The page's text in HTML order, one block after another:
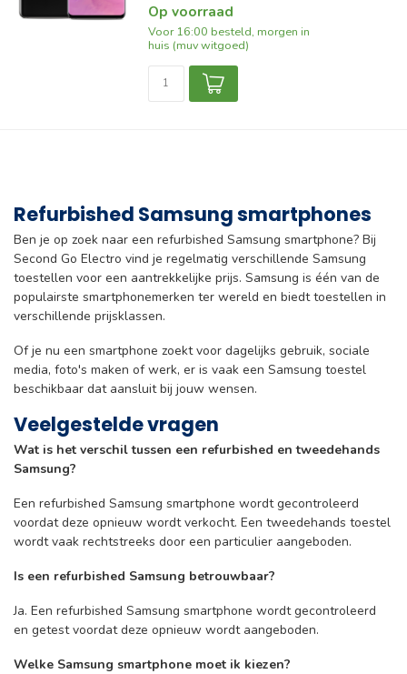
Op voorraad
Voor 16:00 besteld, morgen in
huis (muv witgoed)
Refurbished Samsung smartphones
Ben je op zoek naar een refurbished Samsung smartphone? Bij
Second Go Electro vind je regelmatig verschillende Samsung
toestellen voor een aantrekkelijke prijs. Samsung is één van de
populairste smartphonemerken ter wereld en biedt toestellen in
verschillende prijsklassen.
Of je nu een smartphone zoekt voor dagelijks gebruik, sociale
media, foto's maken of werk, er is vaak een Samsung toestel
beschikbaar dat aansluit bij jouw wensen.
Veelgestelde vragen
Wat is het verschil tussen een refurbished en tweedehands
Samsung?
Een refurbished Samsung smartphone wordt gecontroleerd
voordat deze opnieuw wordt verkocht. Een tweedehands toestel
wordt vaak rechtstreeks door een particulier aangeboden.
Is een refurbished Samsung betrouwbaar?
Ja. Een refurbished Samsung smartphone wordt gecontroleerd
en getest voordat deze opnieuw wordt aangeboden.
Welke Samsung smartphone moet ik kiezen?